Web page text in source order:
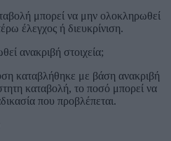
μπορεί να μην ολοκληρωθεί
έλεγχος ή διευκρίνιση.
ανακριβή στοιχεία;
καταβλήθηκε με βάση ανακριβή
καταβολή, το ποσό μπορεί να
που προβλέπεται.